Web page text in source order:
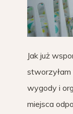
Jak już
wygody i
miejsca